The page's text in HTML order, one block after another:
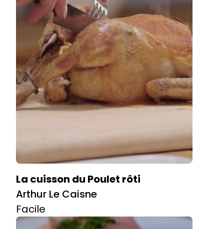
La cuisson du Poulet rôti
Arthur Le Caisne
Facile